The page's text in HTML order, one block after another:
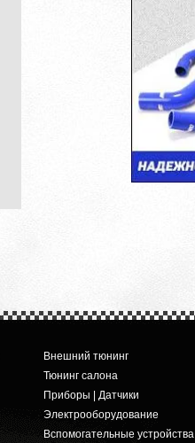
Внешний тюнинг
Тюнинг салона
Приборы | Датчики
Электрооборудование
Вспомогательные устройства